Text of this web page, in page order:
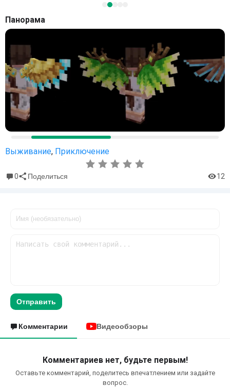
Панорама
Выживание, Приключение
0 Поделиться 12
Отправить
Комментарии Видеообзоры
Комментариев нет, будьте первым!
Оставьте комментарий, поделитесь впечатлением или задайте
вопрос.